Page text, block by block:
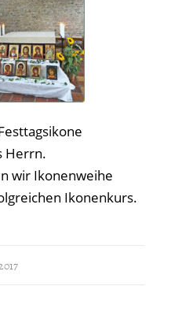
Herrn.
wir Ikonenweihe
Ikonenkurs.